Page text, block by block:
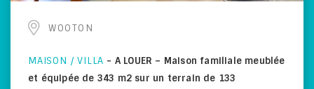
WOOTON
MAISON / VILLA - A LOUER – Maison familiale meublée
et équipée de 343 m2 sur un terrain de 133